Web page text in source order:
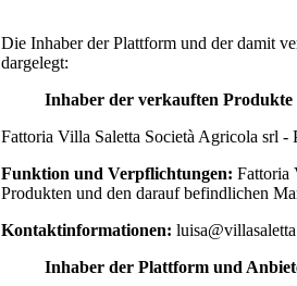
Die Inhaber der Plattform und der damit
dargelegt:
Inhaber der verkauften Produkte
Fattoria Villa Saletta Società Agricola srl
Funktion und Verpflichtungen: Fattoria
Produkten und den darauf befindlichen
Kontaktinformationen:
Inhaber der Plattform und